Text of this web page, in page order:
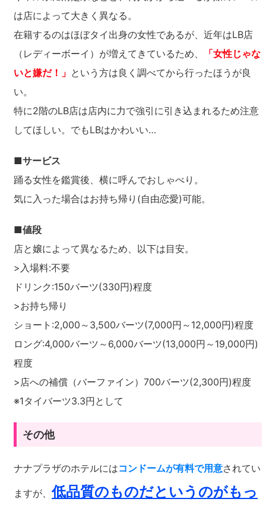
は店によって大きく異なる。
在籍するのはほぼタイ出身の女性であるが、近年はLB店
（レディーボーイ）が増えてきているため、
「女性じゃな
いと嫌だ！」 という方は良く調べてから行ったほうが良
い。
特に2階のLB店は店内に力で強引に引き込まれるため注意
してほしい。でもLBはかわいい…
■サービス
踊る女性を鑑賞後、横に呼んでおしゃべり。
気に入った場合はお持ち帰り(自由恋愛)可能。
■値段
店と嬢によって異なるため、以下は目安。
>入場料:不要
ドリンク:150バーツ(330円)程度
>お持ち帰り
ショート:2,000～3,500バーツ(7,000円～12,000円)程度
ロング:4,000バーツ～6,000バーツ(13,000円～19,000円)
程度
>店への補償（バーファイン）700バーツ(2,300円)程度
※1タイバーツ3.3円として
その他
ナナプラザのホテルにはコンドームが有料で用意されてい
ますが、低品質のものだというのがもっ